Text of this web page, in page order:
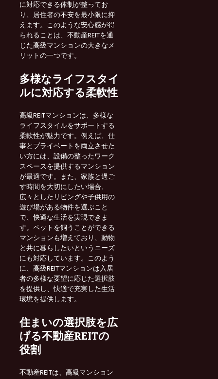
に対応できる体制が整ってお
り、居住者の不安を最小限に抑
えます。このような安心感が得
られることは、不動産REITを通
じた高級マンションの大きなメ
リットの一つです。
多様なライフスタイ
ルに対応する柔軟性
高級REITマンションは、多様な
ライフスタイルをサポートする
柔軟性が魅力です。例えば、仕
事とプライベートを両立させた
い方には、設備の整ったワーク
スペースを提供するマンション
が最適です。また、家族と過ご
す時間を大切にしたい場合、
広々としたリビングや子供用の
遊び場がある物件を選ぶこと
で、快適な生活を実現できま
す。ペットを飼うことができる
マンションも増えており、動物
と共に暮らしたいというニーズ
にも対応しています。このよう
に、高級REITマンションは入居
者の多様な要望に応じた選択肢
を提供し、快適で充実した生活
環境を提供します。
住まいの選択肢を広
げる不動産REITの
役割
不動産REITは、高級マンション